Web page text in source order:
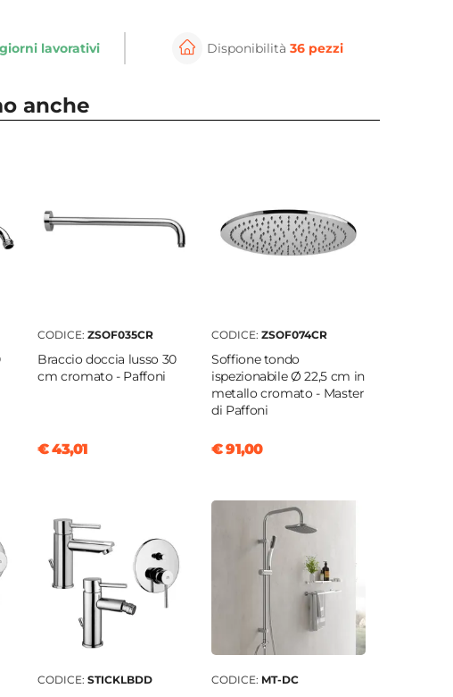
per ingrandire
lavorativi Disponibilità 36 pezzi
anche
CODICE: ZSOF035CR
Braccio doccia lusso 30
cm cromato - Paffoni
€ 43,01
CODICE: ZSOF074CR
Soffione tondo
ispezionabile Ø 22,5 cm in
metallo cromato - Master
di Paffoni
€ 91,00
CODICE: STICKLBDD CODICE: MT-DC